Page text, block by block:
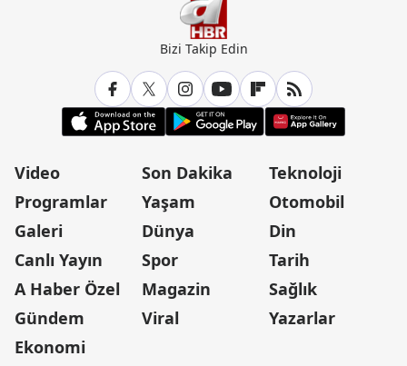
Bizi Takip Edin
Video
Programlar
Galeri
Canlı Yayın
A Haber Özel
Gündem
Ekonomi
Son Dakika
Yaşam
Dünya
Spor
Magazin
Viral
Teknoloji
Otomobil
Din
Tarih
Sağlık
Yazarlar